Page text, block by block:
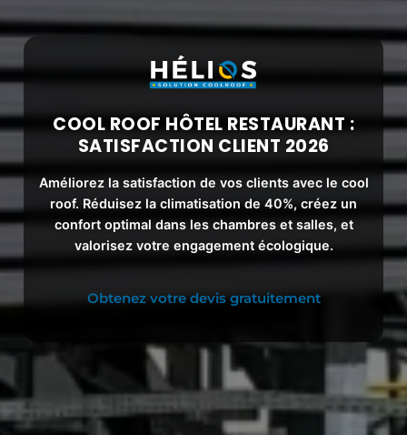
COOL ROOF HÔTEL RESTAURANT :
SATISFACTION CLIENT 2026
Améliorez la satisfaction de vos clientsavec le cool
roof. Réduisez la climatisation de 40%, créez un
confort optimal dans les chambres et salles, et
valorisez votre engagement écologique.
Obtenez votre devis gratuitement